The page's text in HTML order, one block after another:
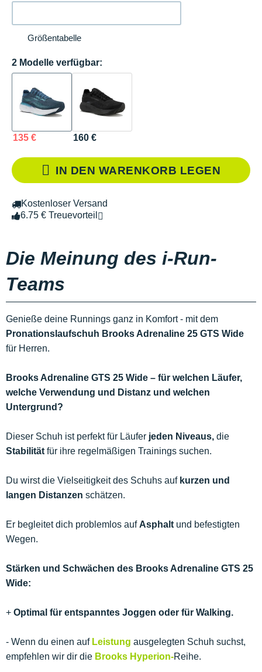
Größentabelle
2 Modelle verfügbar:
135 € 160 €
IN DEN WARENKORB LEGEN
Kostenloser Versand
6.75 € Treuevorteil
Die Meinung des i-Run-
Teams
Genieße deine Runnings ganz in Komfort - mit dem
Pronationslaufschuh Brooks Adrenaline 25 GTS Wide
für Herren.
Brooks Adrenaline GTS 25 Wide – für welchen Läufer,
welche Verwendung und Distanz und welchen
Untergrund?
Dieser Schuh ist perfekt für Läufer jeden Niveaus, die
Stabilität für ihre regelmäßigen Trainings suchen.
Du wirst die Vielseitigkeit des Schuhs auf kurzen und
langen Distanzen schätzen.
Er begleitet dich problemlos auf Asphalt und befestigten
Wegen.
Stärken und Schwächen des Brooks Adrenaline GTS 25
Wide:
+ Optimal für entspanntes Joggen oder für Walking.
- Wenn du einen auf Leistung ausgelegten Schuh suchst,
empfehlen wir dir die Brooks Hyperion-Reihe.